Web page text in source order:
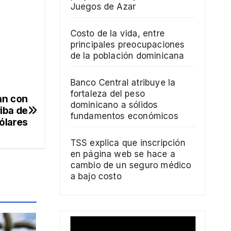
con
de
Juegos de Azar
Costo de la vida, entre
principales preocupaciones
de la población dominicana
Banco Central atribuye la
fortaleza del peso
dominicano a sólidos
fundamentos económicos
TSS explica que inscripción
en página web se hace a
cambio de un seguro médico
a bajo costo